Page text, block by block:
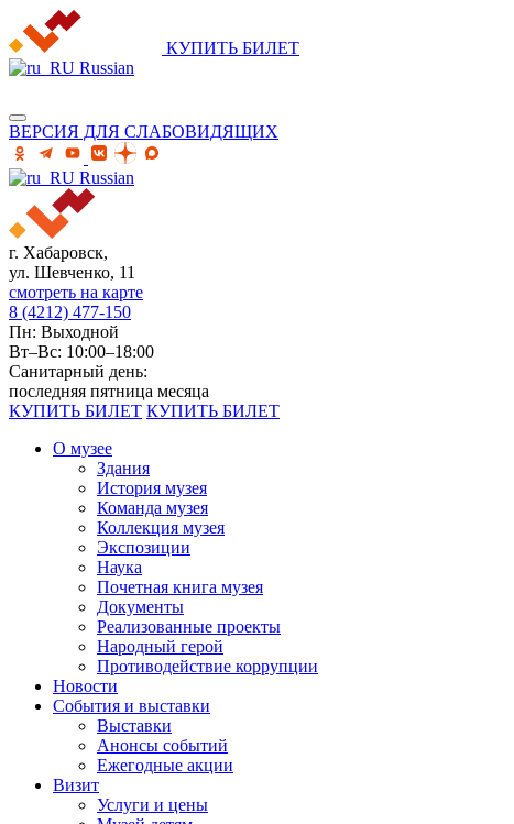
КУПИТЬ БИЛЕТ
Russian
ВЕРСИЯ ДЛЯ СЛАБОВИДЯЩИХ
Russian
г. Хабаровск,
ул. Шевченко, 11
смотреть на карте
8 (4212) 477-150
Пн: Выходной
Вт–Вс: 10:00–18:00
Санитарный день:
последняя пятница месяца
КУПИТЬ БИЛЕТ КУПИТЬ БИЛЕТ
О музее
Здания
История музея
Команда музея
Коллекция музея
Экспозиции
Наука
Почетная книга музея
Документы
Реализованные проекты
Народный герой
Противодействие коррупции
Новости
События и выставки
Выставки
Анонсы событий
Ежегодные акции
Визит
Услуги и цены